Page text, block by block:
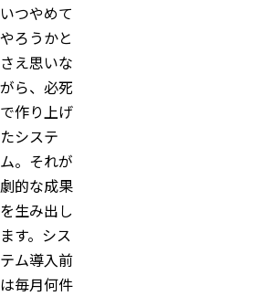
いつやめて
やろうかと
さえ思いな
がら、必死
で作り上げ
たシステ
ム。それが
劇的な成果
を生み出し
ます。シス
テム導入前
は毎月何件